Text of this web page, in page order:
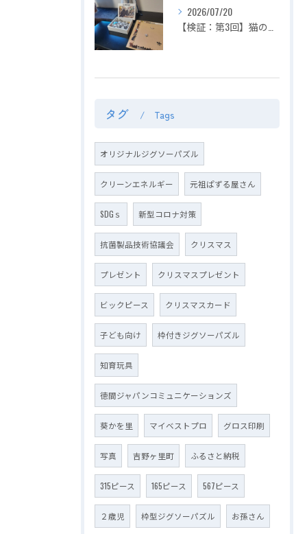
2026/07/20
タグ Tags
オリジナルジグソーパズル
クリーンエネルギー 元祖ぱずる屋さん
SDGｓ 新型コロナ対策
抗菌製品技術協議会 クリスマス
プレゼント クリスマスプレゼント
ビックピース クリスマスカード
子ども向け 枠付きジグソーパズル
知育玩具
徳間ジャパンコミュニケーションズ
葵かを里 マイベストプロ グロス印刷
写真 吉野ヶ里町 ふるさと納税
315ピース 165ピース 567ピース
２歳児 枠型ジグソーパズル お孫さん